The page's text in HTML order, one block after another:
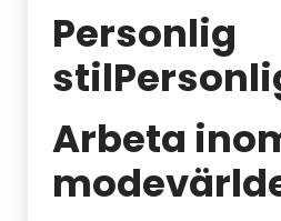
Personlig
Arbeta